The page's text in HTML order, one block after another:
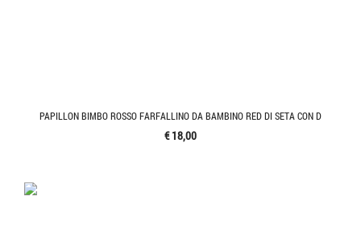
PAPILLON BIMBO ROSSO FARFALLINO DA BAMBINO RED DI SETA CON D
€ 18,00